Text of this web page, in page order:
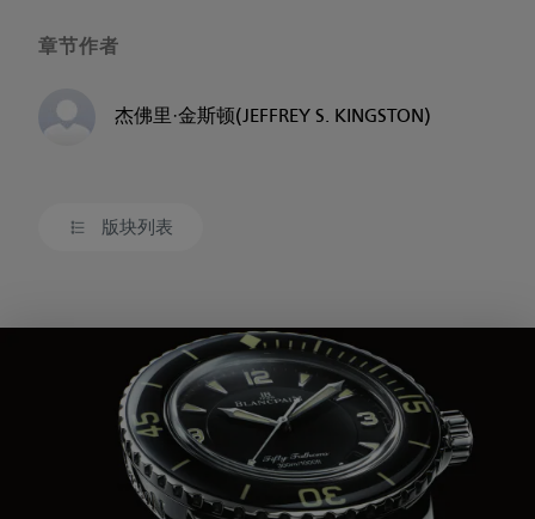
章节作者
杰佛里·金斯顿(JEFFREY S. KINGSTON)
版块列表